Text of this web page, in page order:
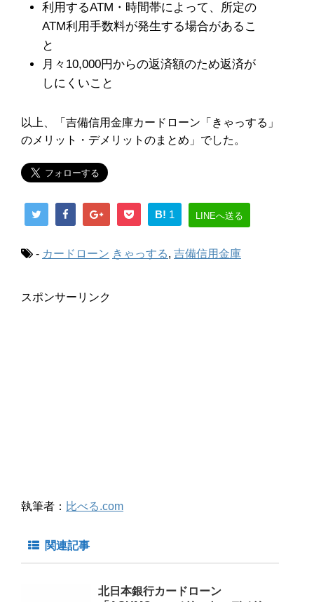
利用するATM・時間帯によって、所定の
ATM利用手数料が発生する場合があるこ
と
月々10,000円からの返済額のため返済が
しにくいこと
以上、「吉備信用金庫カードローン「きゃっする」
のメリット・デメリットのまとめ」でした。
B! 1 LINEへ送る
- カードローン きゃっする, 吉備信用金庫
スポンサーリンク
執筆者： 比べる.com
関連記事
北日本銀行カードローン